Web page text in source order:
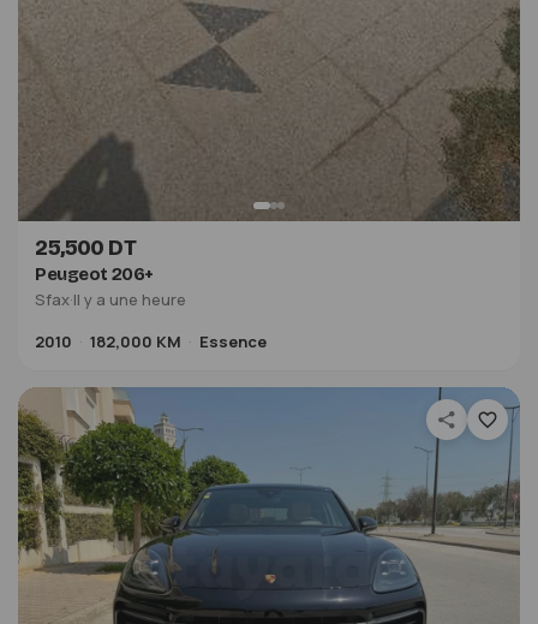
25,500 DT
Peugeot 206+
Sfax·Il y a une heure
2010
182,000 KM Essence